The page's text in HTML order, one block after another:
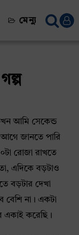
মেন্যু
আমি সেকেন্ড
জানতে পারি
রোজা রাখতে
এদিকে বড়টাও
বড়টার দেখা
বেশি না। একটা
একাই করেছি।